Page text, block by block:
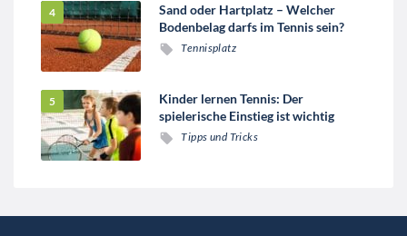
Sand oder Hartplatz – Welcher
Bodenbelag darfs im Tennis sein?
Tennisplatz
Kinder lernen Tennis: Der
spielerische Einstieg ist wichtig
Tipps und Tricks